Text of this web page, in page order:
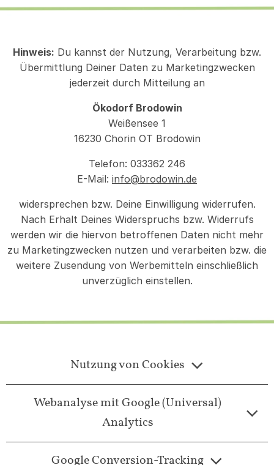
Hinweis: Du kannst der Nutzung, Verarbeitung bzw.
Übermittlung Deiner Daten zu Marketingzwecken
jederzeit durch Mitteilung an
Ökodorf Brodowin
Weißensee 1
16230 Chorin OT Brodowin
Telefon: 033362 246
E-Mail: info@brodowin.de
widersprechen bzw. Deine Einwilligung widerrufen.
Nach Erhalt Deines Widerspruchs bzw. Widerrufs
werden wir die hiervon betroffenen Daten nicht mehr
zu Marketingzwecken nutzen und verarbeiten bzw. die
weitere Zusendung von Werbemitteln einschließlich
unverzüglich einstellen.
Nutzung von Cookies
Webanalyse mit Google (Universal)
Analytics
Google Conversion-Tracking